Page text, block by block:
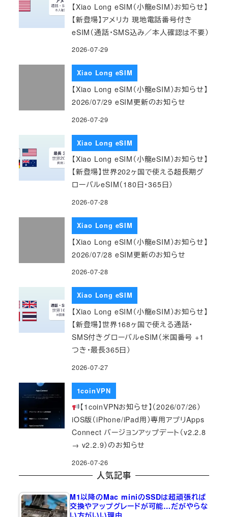
【Xiao Long eSIM（小龍eSIM）お知らせ】
【新登場】アメリカ 現地電話番号付き
eSIM（通話・SMS込み／本人確認は不要）
2026-07-29
Xiao Long eSIM
【Xiao Long eSIM（小龍eSIM）お知らせ】
2026/07/29 eSIM更新のお知らせ
2026-07-29
Xiao Long eSIM
【Xiao Long eSIM（小龍eSIM）お知らせ】
【新登場】世界202ヶ国で使える超長期グ
ローバルeSIM（180日・365日）
2026-07-28
Xiao Long eSIM
【Xiao Long eSIM（小龍eSIM）お知らせ】
2026/07/28 eSIM更新のお知らせ
2026-07-28
Xiao Long eSIM
【Xiao Long eSIM（小龍eSIM）お知らせ】
【新登場】世界168ヶ国で使える通話・
SMS付きグローバルeSIM（米国番号 +1
つき・最長365日）
2026-07-27
1coinVPN
【1coinVPNお知らせ】（2026/07/26）
iOS版（iPhone/iPad用）専用アプリApps
Connect バージョンアップデート（v2.2.8
→ v2.2.9）のお知らせ
2026-07-26
人気記事
M1以降のMac miniのSSDは超頑張れば
交換やアップグレードが可能…だがやらな